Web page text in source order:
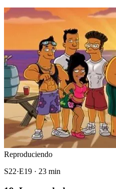
Reproduciendo
S22·E19 · 23 min